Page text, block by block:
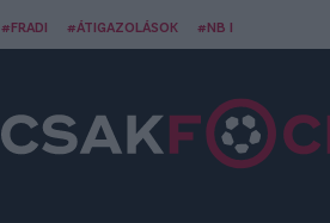
#FRADI #ÁTIGAZOLÁSOK #NB I